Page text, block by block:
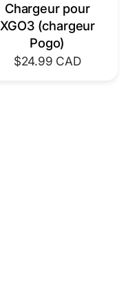
Chargeur pour
XGO3 (chargeur
Pogo)
$24.99 CAD